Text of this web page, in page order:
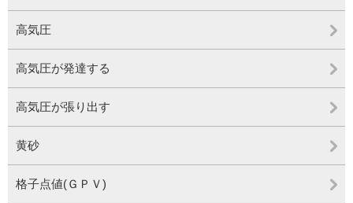
高気圧
高気圧が発達する
高気圧が張り出す
黄砂
格子点値(ＧＰＶ)